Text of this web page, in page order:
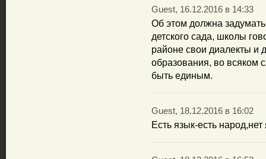
Guest, 16.12.2016 в 14:33
Об этом должна
детского сада, школы
районе свои диалекты и
образования, во всяком
быть единым.
Guest, 18.12.2016 в 16:02
Есть язык-есть